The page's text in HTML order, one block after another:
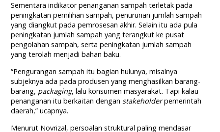
Sementara indikator penanganan sampah terletak pada
peningkatan pemilihan sampah, penurunan jumlah sampah
yang diangkut pada pemrosesan akhir. Selain itu ada pula
peningkatan jumlah sampah yang terangkut ke pusat
pengolahan sampah, serta peningkatan jumlah sampah
yang terolah menjadi bahan baku.
“Pengurangan sampah itu bagian hulunya, misalnya
subjeknya ada pada produsen yang menghasilkan barang-
barang, packaging, lalu konsumen masyarakat. Tapi kalau
penanganan itu berkaitan dengan stakeholderpemerintah
daerah,” ucapnya.
Menurut Novrizal, persoalan struktural paling mendasar